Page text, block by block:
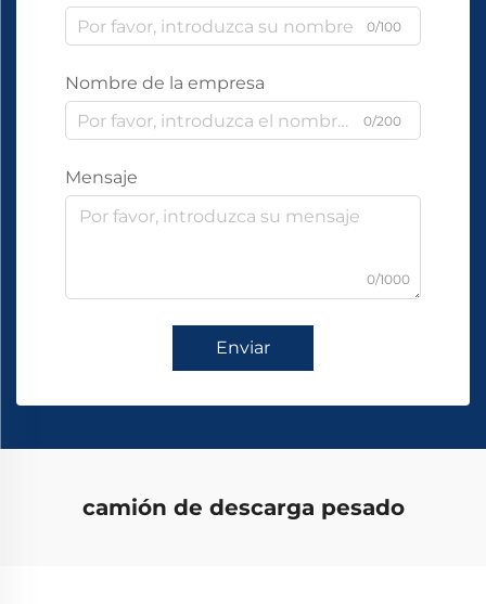
0/100
Nombre de la empresa
0/200
Mensaje
0/1000
Enviar
camión de descarga pesado